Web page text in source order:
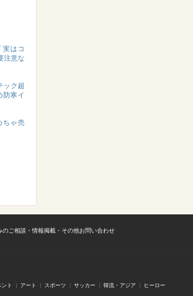
実はコ
注意な
ック超
防寒イ
ちゃ売
のご相談・情報掲載・その他お問い合わせ
ント アート スポーツ サッカー 韓流・アジア ヒーロー